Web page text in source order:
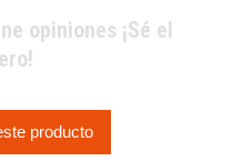
opiniones ¡Sé el
producto